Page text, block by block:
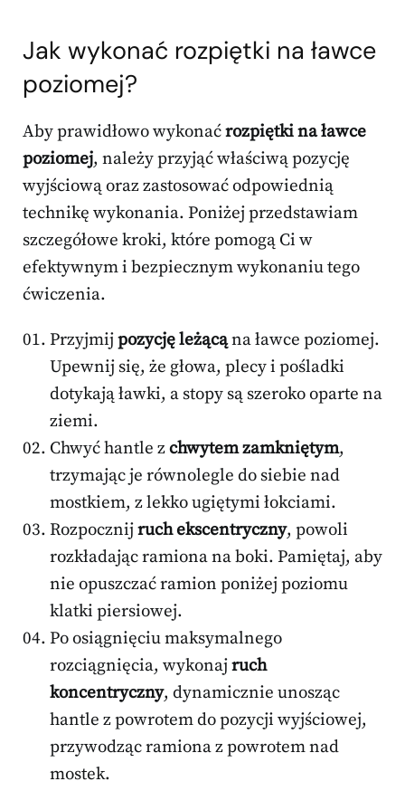
Jak wykonać rozpiętki na ławce
poziomej?
Aby prawidłowo wykonaćrozpiętki na ławce
poziomej, należy przyjąć właściwą pozycję
wyjściową oraz zastosować odpowiednią
technikę wykonania. Poniżej przedstawiam
szczegółowe kroki, które pomogą Ci w
efektywnym i bezpiecznym wykonaniu tego
ćwiczenia.
Przyjmijpozycję leżącąna ławce poziomej.
Upewnij się, że głowa, plecy i pośladki
dotykają ławki, a stopy są szeroko oparte na
ziemi.
Chwyć hantle zchwytem zamkniętym,
trzymając je równolegle do siebie nad
mostkiem, z lekko ugiętymi łokciami.
Rozpocznijruch ekscentryczny, powoli
rozkładając ramiona na boki. Pamiętaj, aby
nie opuszczać ramion poniżej poziomu
klatki piersiowej.
Po osiągnięciu maksymalnego
rozciągnięcia, wykonajruch
koncentryczny, dynamicznie unosząc
hantle z powrotem do pozycji wyjściowej,
przywodząc ramiona z powrotem nad
mostek.